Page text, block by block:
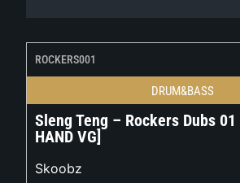
ROCKERS001
DRUM&BASS
Sleng Teng – Rockers Dubs 01
HAND VG]
Skoobz